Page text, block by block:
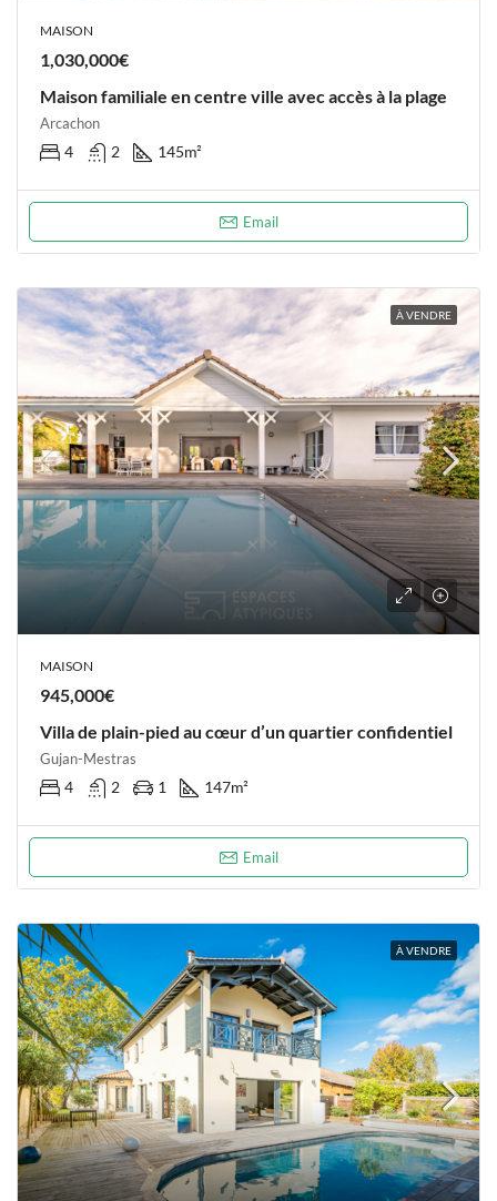
MAISON
1,030,000€
Maison familiale en centre ville avec accès à la plage
Arcachon
4 2 145m²
Email
À VENDRE
MAISON
945,000€
Villa de plain-pied au cœur d’un quartier confidentiel
Gujan-Mestras
4 2 1 147m²
Email
À VENDRE